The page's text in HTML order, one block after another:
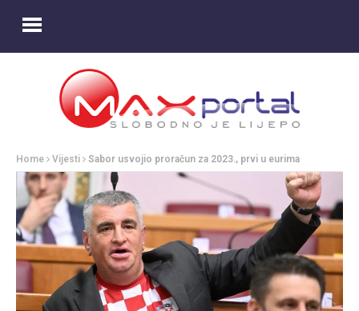
Home Vijesti Sabor usvojio proračun za 2023., prvi u eurima